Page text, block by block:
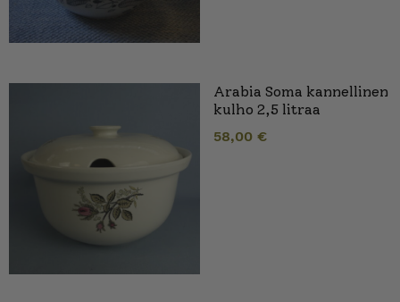
Arabia Soma kannellinen
kulho 2,5 litraa
58,00 €